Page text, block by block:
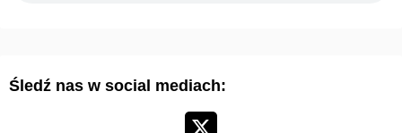
k
Śledź nas w social mediach: